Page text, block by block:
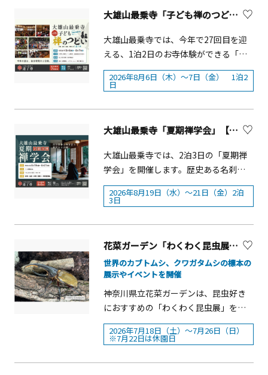
主催： 三菱地所株式会社／ぴあ株式会
社／株式会社灯白社■協力： 株式会社
円谷プロダクション
月31日（月）※8月11日（火）～16日
（日）は休館■会場：愛川繊維会館 レ
インボープラザ■体験時間：9：30～
16：00※最終受付 14：30■参加方法：
※当日・前日の予約不可※定員になり
次第受付終了 主な体験メニュー 藍染め
体験（ブラウス、バッグ、ストールな
ど） 裂織り体験 紙漉き体験（オリジナ
ル団扇づくり） ハンチング制作 料金 体
験内容により異なります（2,000円～
6,000円程度）
ミニカクテル教室も体験できる「お子
みの自由研究や宿題の題材、また旬の
食材に触れる食育の場としても人気で
す。 ホテル最上階ならではの眺望を誇
る上質な空間「マンハッタン ルーム」
くくりには、シェフやスタッフとのを
でプレゼント。お子様のお名前入り修
了証も授与いたします。 &nbsp;概要■
開催日：2026年7月28日（火）29日
（水）30日（木）8月5日（水）6日
事開始 12：00 ■料金：大人
￥10,000 子供￥8,000（税サ込）
（小学生・中学生/小学生以下はお一人
でテーブルに座れるお子様） ■参加特
典：オリジナルフォトフレーム入り記
考： ※仕入れの状況により、一部料理
内容や期間の変更、または盛り付け等
が変わる場合があります。 ※最新の情
大雄山最乗寺「子ども禅のつどい」【南足柄市】
大雄山最乗寺では、今年で27回目を迎
える、1泊2日のお寺体験ができる「子
ども禅のつどい」を開催します。座禅
やお寺での生活を通して、感謝や思い
活を体験できます。レクリエーション
も楽しめる、夏休みにおすすめの体験
禅のつどい 概要■開催日：2026年8月
6日（木）～7日（金） 1泊2日■参加
費：6,000円（当日納金、写真代含む）
■対象：小学3年～小学6年生 （付き
禅自然観察会体験レクリエーション作
務（清掃）※内容が変更になる場合が
メールや郵送、ＦＡＸにてお申し込み
https://daiyuuzan.or.jp/2026_kodom
ozennotsudoi_news/■申込先〒250-
0127 南足柄市大雄町1157 大雄山最
乗寺 子ども禅のつどい係
2026年8月6日（木）～7日（金） 1泊2
日
大雄山最乗寺「夏期禅学会」【南足柄市】
大雄山最乗寺では、2泊3日の「夏期禅
学会」を開催します。歴史ある名刹で
本格的な座禅や修行体験を通して、自
分自身と向き合い、心を見つめ直す特
な気づきを得られる貴重な体験です。
夏期禅学会 概要■開催日：2026年8月
参加資格：13才以上■費 用：18,000円
お申込みは8月5日まで、メールや郵
送・ＦＡＸにてお申し込みください。
詳細ご案内
https://daiyuuzan.or.jp/2026kakizeng
2026年8月19日（水）～21日（金）2泊
3日
花菜ガーデン「わくわく昆虫展」【平塚市】
世界のカブトムシ、クワガタムシの標本の
展示やイベントを開催
神奈川県立花菜ガーデンは、昆虫好き
におすすめの「わくわく昆虫展」を、
2026年7月18日（土）から7月26日
（日）まで開催します。 会場には、世
ど、さまざまな昆虫の標本が並び、普
2026年7月18日（土）～7月26日（日）
※7月22日は休園日